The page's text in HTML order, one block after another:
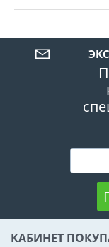
КАБИНЕТ